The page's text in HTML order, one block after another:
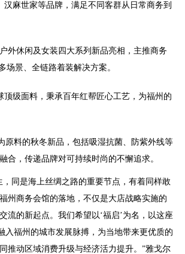
麻世家等品牌，满足不同客群从日常商务到
外休闲及女装四大系列新品亮相，主推商务
景、全链路着装解决方案。
级面料，秉承百年红帮匠心工艺，为福州的
原料的秋冬新品，包括吸湿抗菌、防紫外线等
合，传递品牌对可持续时尚的不懈追求。
同是海上丝绸之路的重要节点，有着同样敢
州商务会馆的落地，不仅是大店战略实施的
流的新起点。我们希望以‘福启’为名，以这座
入福州的城市发展脉搏，为当地带来更优质的
推动区域消费升级与经济活力提升。”雅戈尔